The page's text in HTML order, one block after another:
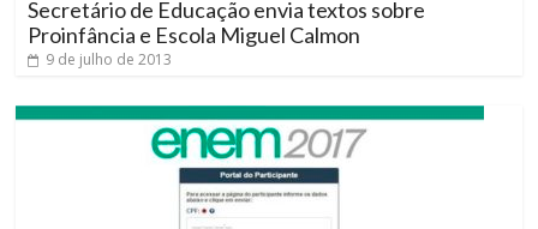
Secretário de Educação envia textos sobre
Proinfância e Escola Miguel Calmon
9 de julho de 2013